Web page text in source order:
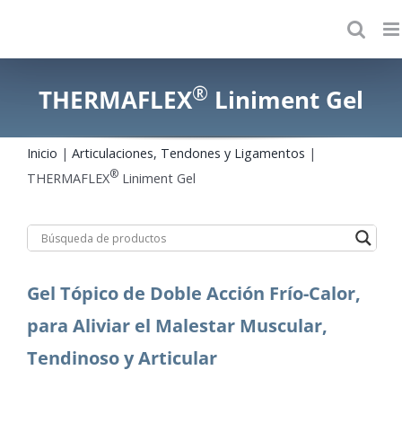
content
THERMAFLEX® Liniment Gel
Inicio | Articulaciones, Tendones y Ligamentos |
THERMAFLEX® Liniment Gel
Gel Tópico de Doble Acción Frío-Calor,
para Aliviar el Malestar Muscular,
Tendinoso y Articular